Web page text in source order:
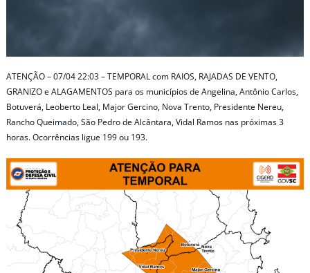
ATENÇÃO – 07/04 22:03 – TEMPORAL com RAIOS, RAJADAS DE VENTO,
GRANIZO e ALAGAMENTOS para os municípios de Angelina, Antônio Carlos,
Botuverá, Leoberto Leal, Major Gercino, Nova Trento, Presidente Nereu,
Rancho Queimado, São Pedro de Alcântara, Vidal Ramos nas próximas 3
horas. Ocorrências ligue 199 ou 193.